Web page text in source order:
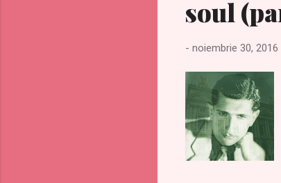
soul
- noiembrie 30, 2016